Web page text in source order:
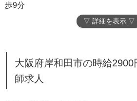
歩9分
▽ 詳細を表示 ▽
大阪府岸和田市の時給2900
師求人